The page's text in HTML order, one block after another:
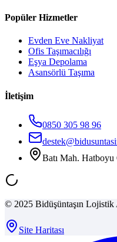
Popüler Hizmetler
Evden Eve Nakliyat
Ofis Taşımacılığı
Eşya Depolama
Asansörlü Taşıma
İletişim
0850 305 98 96
Batı Mah.
© 2025 Bidüşüntaşın Lojistik
Site Haritası